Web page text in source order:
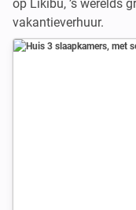
op Likibu, ’s werelds
vakantieverhuur.